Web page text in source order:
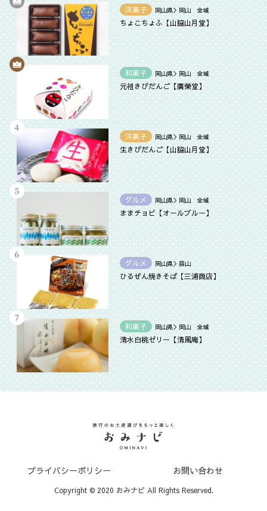
洋菓子 岡山県＞岡山 全域
ちょこちょふ【山脇山月堂】
和菓子 岡山県＞岡山 全域
元祖きびだんご【廣榮堂】
洋菓子 岡山県＞岡山 全域
生きびだんご【山脇山月堂】
グルメ 岡山県＞岡山 全域
ままチョビ【オールブルー】
グルメ 岡山県＞蒜山
ひるぜん焼きそば【三浦商店】
和菓子 岡山県＞岡山 全域
清水白桃ゼリー【清風庵】
プライバシーポリシー お問い合わせ
Copyright © 2020 おみナビ All Rights Reserved.